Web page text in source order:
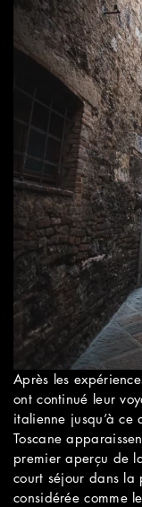
Après les
ont continué leur
italienne jusqu’à ce
Toscane
premier aperçu de
court séjour dans la
considérée comme